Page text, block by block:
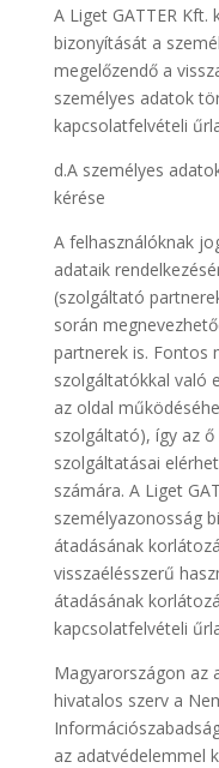
A Liget GATTER Kft.
bizonyítását a
megelőzendő a
személyes adatok
kapcsolatfelvételi
d.A személyes
kérése
A felhasználóknak
adataik
(szolgáltató
során
partnerek is. Fontos
szolgáltatókkal való
az oldal
szolgáltató), így az
szolgáltatásai
számára. A Liget
személyazonosság
átadásának
visszaélésszerű
átadásának
kapcsolatfelvételi
Magyarországon az
hivatalos szerv a
az adatvédelemmel